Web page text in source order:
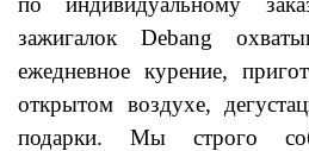
зажигалок Debang
ежедневное курение,
открытом воздухе,
подарки. Мы строго